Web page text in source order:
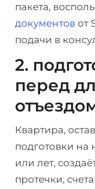
пакета,
документов от
подачи в
2.
перед
Квартира,
подготовки на
или лет,
протечки,